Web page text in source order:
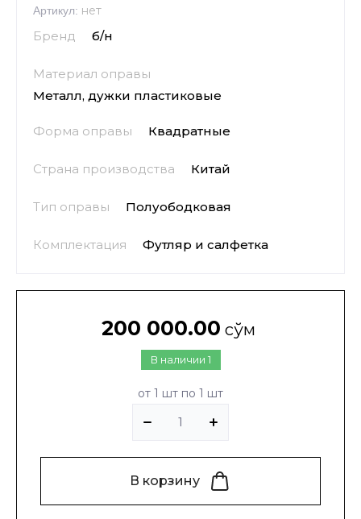
Артикул: нет
Бренд б/н
Материал оправы
Металл, дужки пластиковые
Форма оправы Квадратные
Страна производства Китай
Тип оправы Полуободковая
Комплектация Футляр и салфетка
В наличии 1
200 000.00 сўм
от 1 шт по 1 шт
В корзину